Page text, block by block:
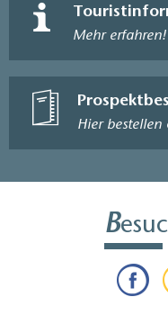
Mehr erfahren!
Hier bestellen
B